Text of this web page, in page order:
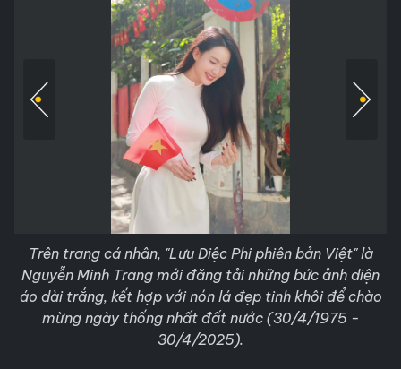
Trên trang cá nhân, "Lưu Diệc Phi phiên bản Việt" là
Nguyễn Minh Trang mới đăng tải những bức ảnh diện
áo dài trắng, kết hợp với nón lá đẹp tinh khôi để chào
mừng ngày thống nhất đất nước (30/4/1975 -
30/4/2025).